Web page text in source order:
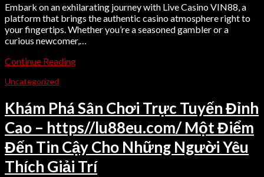
Embark on an exhilarating journey with Live Casino VIN88, a
platform that brings the authentic casino atmosphere right to
your fingertips. Whether you’re a seasoned gambler or a
curious newcomer,…
Continue Reading
Uncategorized
Khám Phá Sân Chơi Trực Tuyến Đỉnh
Cao – https//lu88eu.com/ Một Điểm
Đến Tin Cậy Cho Những Người Yêu
Thích Giải Trí